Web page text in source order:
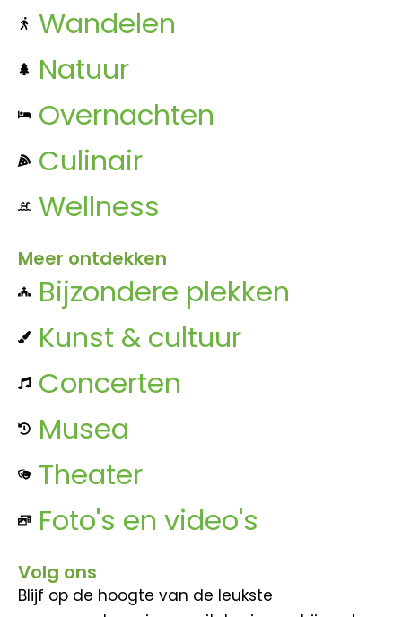
Wandelen
Natuur
Overnachten
Culinair
Wellness
Meer ontdekken
Bijzondere plekken
Kunst & cultuur
Concerten
Musea
Theater
Foto's en video's
Volg ons
Blijf op de hoogte van de leukste